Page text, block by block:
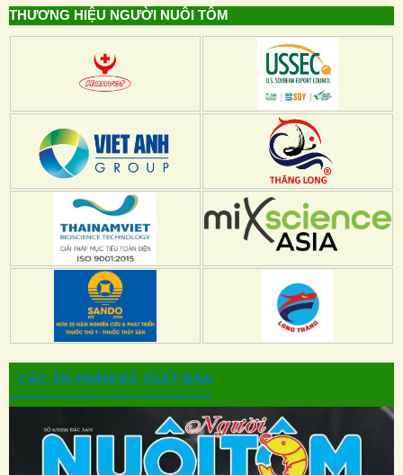
THƯƠNG HIỆU NGƯỜI NUÔI TÔM
CÁC ẤN PHẨM ĐÃ XUẤT BẢN